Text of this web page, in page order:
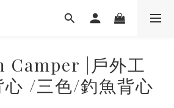
Camper |戶外工
心 /三色/釣魚背心